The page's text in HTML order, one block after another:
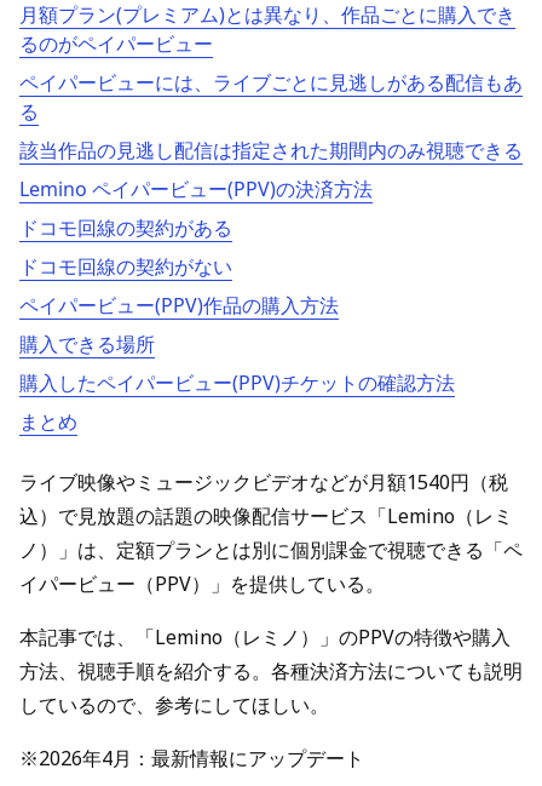
月額プラン(プレミアム)とは異なり、作品ごとに購入でき
るのがペイパービュー
ペイパービューには、ライブごとに見逃しがある配信もあ
る
該当作品の見逃し配信は指定された期間内のみ視聴できる
Lemino ペイパービュー(PPV)の決済方法
ドコモ回線の契約がある
ドコモ回線の契約がない
ペイパービュー(PPV)作品の購入方法
購入できる場所
購入したペイパービュー(PPV)チケットの確認方法
まとめ
ライブ映像やミュージックビデオなどが月額1540円（税
込）で見放題の話題の映像配信サービス「Lemino（レミ
ノ）」は、定額プランとは別に個別課金で視聴できる「ペ
イパービュー（PPV）」を提供している。
本記事では、「Lemino（レミノ）」のPPVの特徴や購入
方法、視聴手順を紹介する。各種決済方法についても説明
しているので、参考にしてほしい。
※2026年4月：最新情報にアップデート